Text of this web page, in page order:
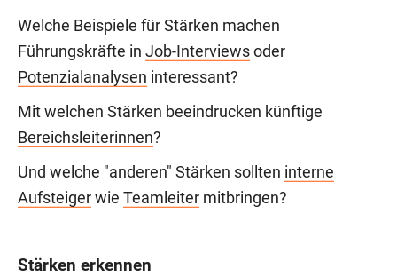
Welche Beispiele für Stärken machen
Führungskräfte in Job-Interviews oder
Potenzialanalysen interessant?
Mit welchen Stärken beeindrucken künftige
Bereichsleiterinnen?
Und welche "anderen" Stärken sollten interne
Aufsteiger wie Teamleiter mitbringen?
Stärken erkennen